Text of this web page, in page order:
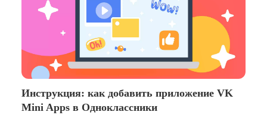
Инструкция: как добавить приложение VK
Mini Apps в Одноклассники